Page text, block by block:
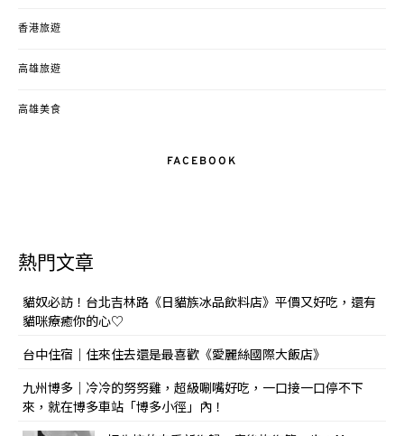
香港旅遊
高雄旅遊
高雄美食
FACEBOOK
熱門文章
貓奴必訪！台北吉林路《日貓族冰品飲料店》平價又好吃，還有
貓咪療癒你的心♡
台中住宿｜住來住去還是最喜歡《愛麗絲國際大飯店》
九州博多｜冷冷的努努雞，超級唰嘴好吃，一口接一口停不下
來，就在博多車站「博多小徑」內！